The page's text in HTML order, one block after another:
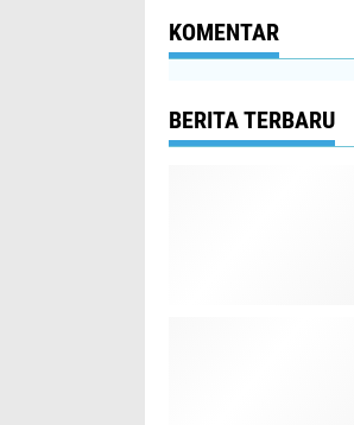
KOMENTAR
BERITA TERBARU